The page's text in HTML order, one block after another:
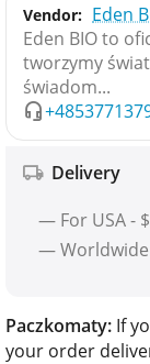
Vendor: Eden
Eden BIO to
tworzymy
świadom...
Delivery
— For USA -
—
Paczkomaty: If
your order